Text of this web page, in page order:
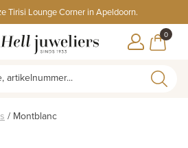
Tirisi Lounge Corner in Apeldoorn.
0
artikelnummer...
/ Montblanc